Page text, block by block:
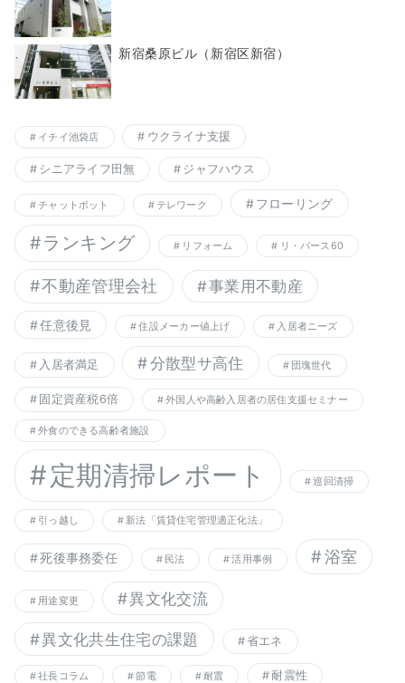
新宿桑原ビル（新宿区新宿）
イチイ池袋店 ウクライナ支援
シニアライフ田無 ジャフハウス
チャットボット テレワーク フローリング
ランキング リフォーム リ・バース60
不動産管理会社 事業用不動産
任意後見 住設メーカー値上げ 入居者ニーズ
入居者満足 分散型サ高住 団塊世代
固定資産税6倍 外国人や高齢入居者の居住支援セミナー
外食のできる高齢者施設
定期清掃レポート 巡回清掃
引っ越し 新法「賃貸住宅管理適正化法」
死後事務委任 民法 活用事例 浴室
用途変更 異文化交流
異文化共生住宅の課題 省エネ
社長コラム 節電 耐震 耐震性